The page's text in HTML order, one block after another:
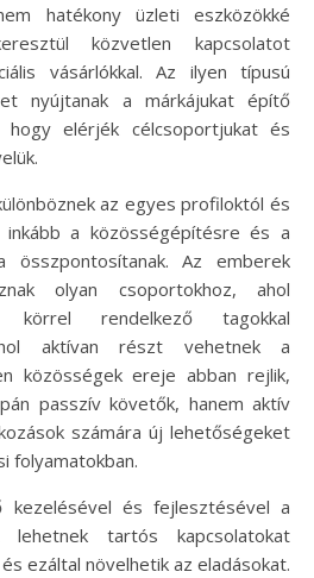
hatékony üzleti eszközökké
közvetlen kapcsolatot
vásárlókkal. Az ilyen típusú
nyújtanak a márkájukat építő
hogy elérjék célcsoportjukat és
az egyes profiloktól és
a közösségépítésre és a
összpontosítanak. Az emberek
olyan csoportokhoz, ahol
körrel rendelkező tagokkal
aktívan részt vehetnek a
közösségek ereje abban rejlik,
passzív követők, hanem aktív
számára új lehetőségeket
folyamatokban.
kezelésével és fejlesztésével a
lehetnek tartós kapcsolatokat
ezáltal növelhetik az eladásokat.